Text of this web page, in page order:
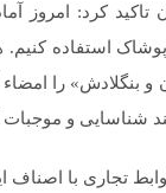
تاکید کرد: امروز
استفاده کنیم.
و بنگلادش» را
شناسایی و
تجاری با اصناف